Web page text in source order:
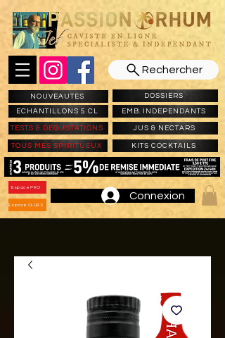
Rechercher
NOUVEAUTES
ECHANTILLONS 5 CL
DOSSIERS
EMB. INDEPENDANTS
TESTS & DEGUSTATIONS JUS & NECTARS
TOUS MES SPIRITUEUX KITS COCKTAILS
Espace PRO
Espace CLUBS
Connexion